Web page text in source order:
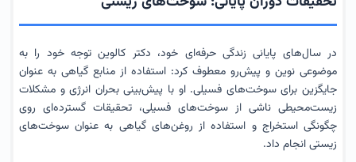
در سال‌های پایانی زندگی حرفه‌ای خود، دکتر کالوین توجه خود را به
موضوعی نوین و پیش‌رو معطوف کرد: استفاده از منابع گیاهی به عنوان
جایگزین برای سوخت‌های فسیلی. او با پیش‌بینی بحران انرژی و مشکلات
زیست‌محیطی ناشی از سوخت‌های فسیلی، تحقیقات گسترده‌ای روی
چگونگی استخراج و استفاده از روغن‌های گیاهی به عنوان سوخت‌های
زیستی انجام داد.